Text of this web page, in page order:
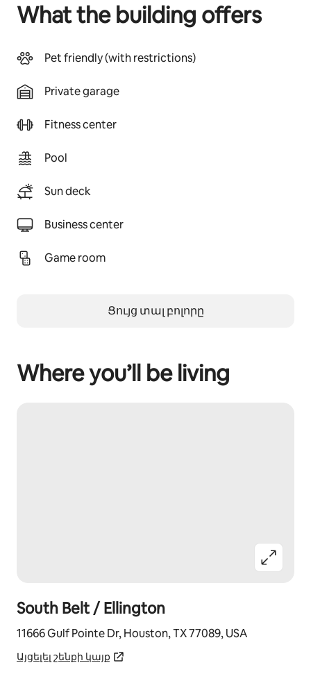
What the building offers
Pet friendly (with restrictions)
Private garage
Fitness center
Pool
Sun deck
Business center
Game room
Ցույց տալ բոլորը
Where you’ll be living
South Belt / Ellington
11666 Gulf Pointe Dr, Houston, TX 77089, USA
Այցելել շենքի կայք